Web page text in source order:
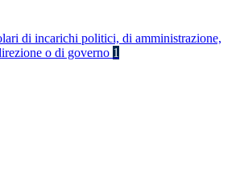
di incarichi politici, di amministrazione,
o di governo 1